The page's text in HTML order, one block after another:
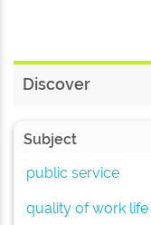
Discover
Subject
public service
quality of work life